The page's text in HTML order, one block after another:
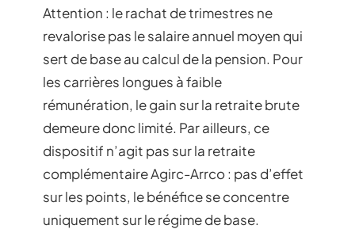
Attention : le rachat de trimestres ne
revalorise pas le salaire annuel moyen qui
sert de base au calcul de la pension. Pour
les carrières longues à faible
rémunération, le gain sur la retraite brute
demeure donc limité. Par ailleurs, ce
dispositif n’agit pas sur la retraite
complémentaire Agirc-Arrco : pas d’effet
sur les points, le bénéfice se concentre
uniquement sur le régime de base.